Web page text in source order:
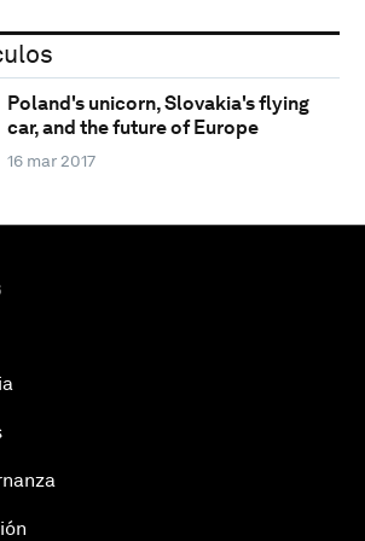
Poland's unicorn, Slovakia's flying
car, and the future of Europe
16 mar 2017